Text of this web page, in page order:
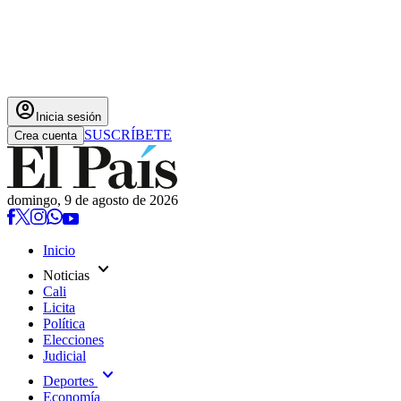
account_circle Inicia sesión
Crea cuenta SUSCRÍBETE
domingo, 9 de agosto de 2026
Inicio
Noticias expand_more
Cali
Licita
Política
Elecciones
Judicial
Deportes expand_more
Economía